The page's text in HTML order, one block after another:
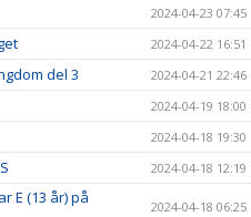
2024-04-23 07:45
2024-04-22 16:51
del 3 2024-04-21 22:46
2024-04-19 18:00
2024-04-18 19:30
2024-04-18 12:19
E (13 år) på
2024-04-18 06:25